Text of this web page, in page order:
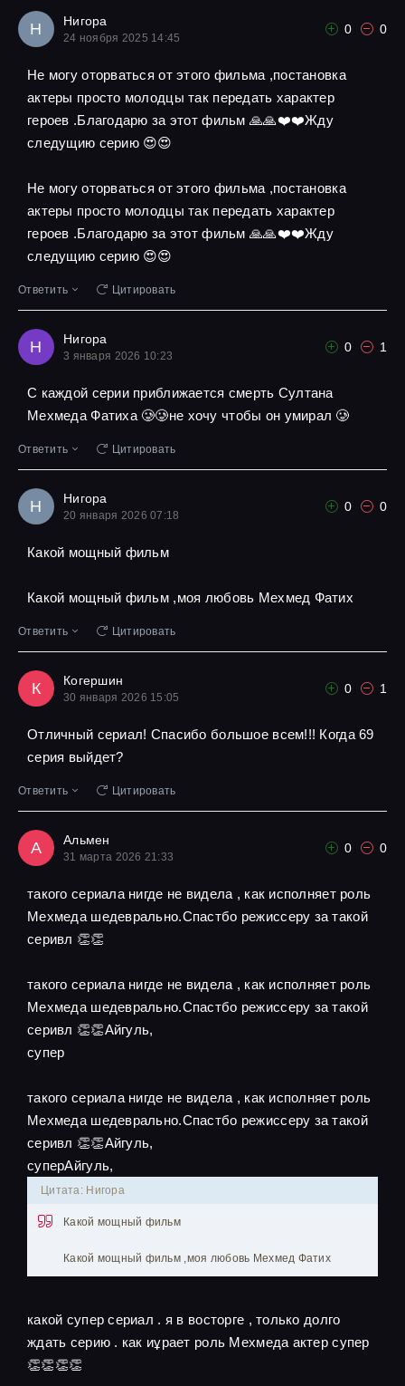
Н Нигора
24 ноября 2025 14:45
0 0
Не могу оторваться от этого фильма ,постановка
актеры просто молодцы так передать характер
героев .Благодарю за этот фильм 🙏🙏❤️❤️Жду
следущию серию 😍😍
Не могу оторваться от этого фильма ,постановка
актеры просто молодцы так передать характер
героев .Благодарю за этот фильм 🙏🙏❤️❤️Жду
следущию серию 😍😍
Ответить Цитировать
Н Нигора
3 января 2026 10:23
0 1
С каждой серии приближается смерть Султана
Мехмеда Фатиха 🥲🥲не хочу чтобы он умирал 🥲
Ответить Цитировать
Н Нигора
20 января 2026 07:18
0 0
Какой мощный фильм
Какой мощный фильм ,моя любовь Мехмед Фатих
Ответить Цитировать
К Когершин
30 января 2026 15:05
0 1
Отличный сериал! Спасибо большое всем!!! Когда 69
серия выйдет?
Ответить Цитировать
А Альмен
31 марта 2026 21:33
0 0
такого сериала нигде не видела , как исполняет роль
Мехмеда шедеврально.Спастбо режиссеру за такой
серивл 👏👏
такого сериала нигде не видела , как исполняет роль
Мехмеда шедеврально.Спастбо режиссеру за такой
серивл 👏👏Айгуль,
супер
такого сериала нигде не видела , как исполняет роль
Мехмеда шедеврально.Спастбо режиссеру за такой
серивл 👏👏Айгуль,
суперАйгуль,
Цитата: Нигора
Какой мощный фильм
Какой мощный фильм ,моя любовь Мехмед Фатих
какой супер сериал . я в восторге , только долго
ждать серию . как иұрает роль Мехмеда актер супер
👏👏👏👏